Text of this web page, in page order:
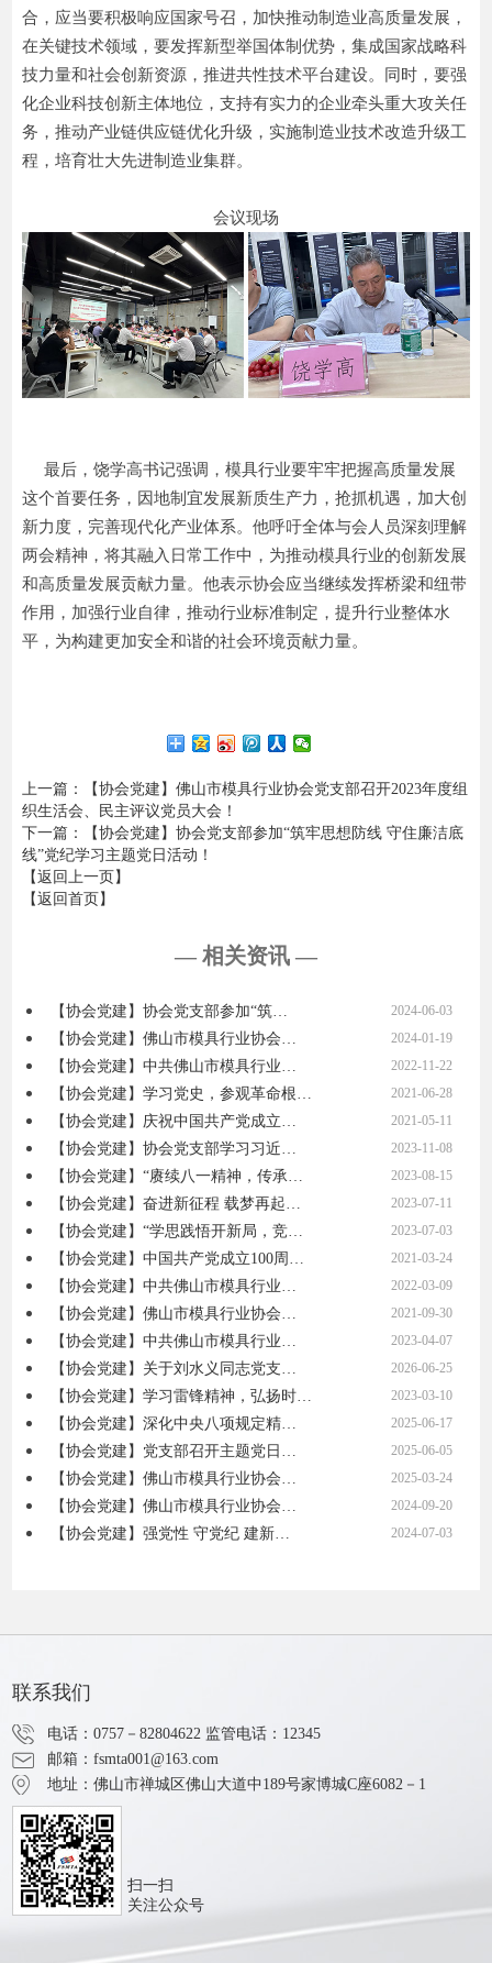
合，应当要积极响应国家号召，加快推动制造业高质量发展，
在关键技术领域，要发挥新型举国体制优势，集成国家战略科
技力量和社会创新资源，推进共性技术平台建设。同时，要强
化企业科技创新主体地位，支持有实力的企业牵头重大攻关任
务，推动产业链供应链优化升级，实施制造业技术改造升级工
程，培育壮大先进制造业集群。
会议现场
最后，饶学高书记强调，模具行业要牢牢把握高质量发展
这个首要任务，因地制宜发展新质生产力，抢抓机遇，加大创
新力度，完善现代化产业体系。他呼吁全体与会人员深刻理解
两会精神，将其融入日常工作中，为推动模具行业的创新发展
和高质量发展贡献力量。他表示协会应当继续发挥桥梁和纽带
作用，加强行业自律，推动行业标准制定，提升行业整体水
平，为构建更加安全和谐的社会环境贡献力量。
上一篇 ：【协会党建】佛山市模具行业协会党支部召开2023年度组
织生活会、民主评议党员大会！
下一篇 ：【协会党建】协会党支部参加“筑牢思想防线 守住廉洁底
线”党纪学习主题党日活动！
【返回上一页】
【返回首页】
— 相关资讯 —
【协会党建】协会党支部参加“筑… 2024-06-03
【协会党建】佛山市模具行业协会… 2024-01-19
【协会党建】中共佛山市模具行业… 2022-11-22
【协会党建】学习党史，参观革命根… 2021-06-28
【协会党建】庆祝中国共产党成立… 2021-05-11
【协会党建】协会党支部学习习近… 2023-11-08
【协会党建】“赓续八一精神，传承… 2023-08-15
【协会党建】奋进新征程 载梦再起… 2023-07-11
【协会党建】“学思践悟开新局，竞… 2023-07-03
【协会党建】中国共产党成立100周… 2021-03-24
【协会党建】中共佛山市模具行业… 2022-03-09
【协会党建】佛山市模具行业协会… 2021-09-30
【协会党建】中共佛山市模具行业… 2023-04-07
【协会党建】关于刘水义同志党支… 2026-06-25
【协会党建】学习雷锋精神，弘扬时… 2023-03-10
【协会党建】深化中央八项规定精… 2025-06-17
【协会党建】党支部召开主题党日… 2025-06-05
【协会党建】佛山市模具行业协会… 2025-03-24
【协会党建】佛山市模具行业协会… 2024-09-20
【协会党建】强党性 守党纪 建新… 2024-07-03
联系我们
电话：0757－82804622 监管电话：12345
邮箱：fsmta001@163.com
地址：佛山市禅城区佛山大道中189号家博城C座6082－1
扫一扫
关注公众号